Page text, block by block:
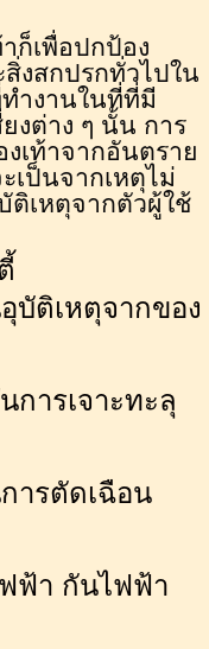
ก็เพื่อปกป้อง
สิ่งสกปรกทั่วไปใน
ำงานในที่ที่มี
งต่าง ๆ นั้น การ
งเท้าจากอันตราย
เป็นจากเหตุไม่
เหตุจากตัวผู้ใช้
บัติเหตุจากของ
การเจาะทะลุ
ารตัดเฉือน
ฟ้า กันไฟฟ้า